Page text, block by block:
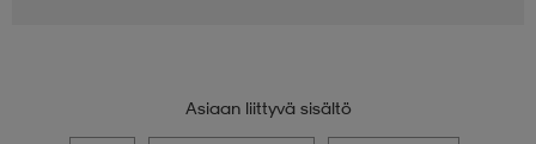
Asiaan liittyvä sisältö